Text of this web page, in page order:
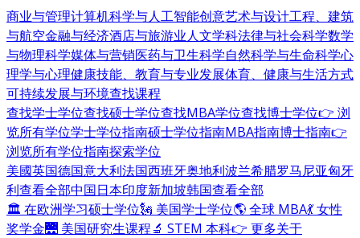
商业与管理计算机科学与人工智能创意艺术与设计工程、建筑
与航空金融与经济酒店与旅游业人文学科法律与社会科学数学
与物理科学媒体与营销医药与卫生科学自然科学与生命科学心
理学与心理健康技能、教育与专业发展体育、健康与生活方式
可持续发展与环境查找课程
查找学士学位查找硕士学位查找MBA学位查找博士学位👉 浏
览所有学位学士学位指南硕士学位指南MBA指南博士指南👉
浏览所有学位指南探索学位
美國英国德国意大利法国西班牙奥地利波兰希腊罗马尼亚匈牙
利查看全部中国日本印度新加坡韩国查看全部
🏛 在欧洲学习硕士学位🗽 美国学士学位🌎 全球 MBA💃 女性
奖学金🌉 美国研究生课程🔬 STEM 本科👉 更多关于